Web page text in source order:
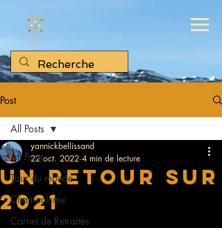
Post
All Posts
Tour du monde
Chamanisme
Carnet de Retraites
All Posts
Un retour sur
2021
yannickbellissand
22 oct. 2022 4 min de lecture